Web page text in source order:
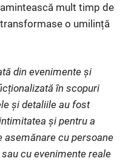
mult timp de
o umilință
din evenimente și
în scopuri
și detaliile au fost
și pentru a
asemănare cu persoane
cu evenimente reale